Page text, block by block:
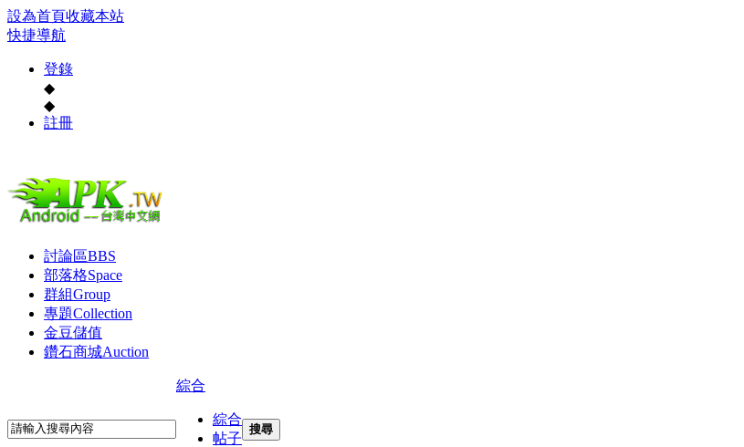
設為首頁收藏本站
快捷導航
登錄
◆
◆
註冊
討論區BBS
部落格Space
群組Group
專題Collection
金豆儲值
鑽石商城Auction
綜合
綜合
帖子
搜尋